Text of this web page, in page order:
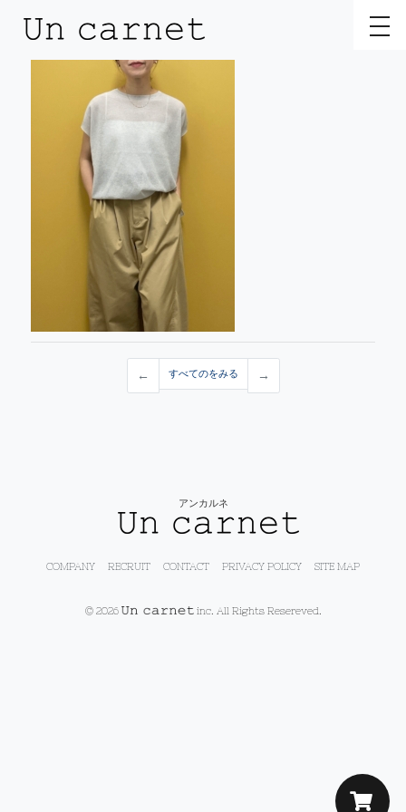
← すべてのをみる →
アンカルネ
COMPANY RECRUIT CONTACT PRIVACY POLICY SITE MAP
© 2026 inc. All Rights Resereved.